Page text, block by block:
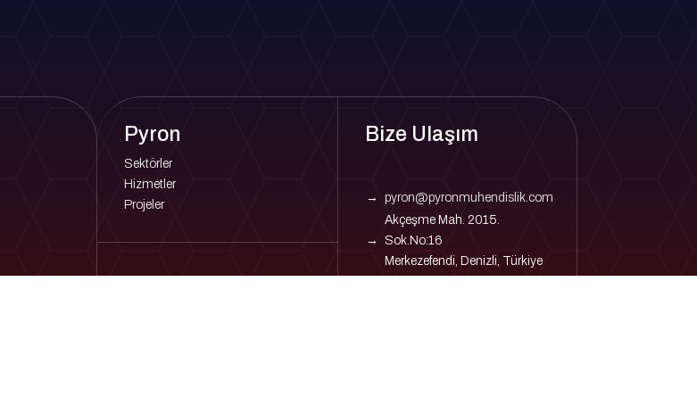
Pyron
Sektörler
Hizmetler
Projeler
Bize Ulaşım
→ pyron@pyronmuhendislik.com
→
Akçeşme Mah. 2015.
Sok.No:16
Merkezefendi, Denizli, Türkiye